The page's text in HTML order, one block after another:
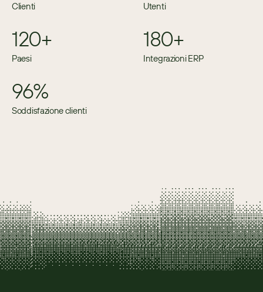
Clienti Utenti
120+
Paesi
180+
Integrazioni ERP
96%
Soddisfazione clienti